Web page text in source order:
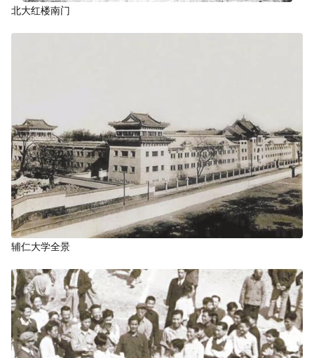
北大红楼南门
辅仁大学全景